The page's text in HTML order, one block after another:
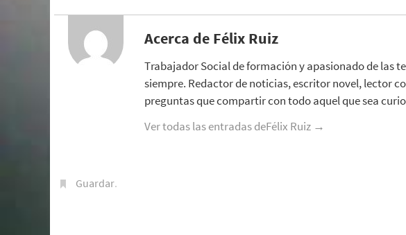
Acerca de Félix Ruiz
Trabajador Social de formación y apasionado de las
siempre. Redactor de noticias, escritor novel, lector
preguntas que compartir con todo aquel que sea
Ver todas las entradas deFélix Ruiz →
Guardar.